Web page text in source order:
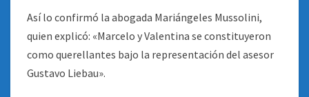
Así lo confirmó la abogada Mariángeles Mussolini,
quien explicó: «Marcelo y Valentina se constituyeron
como querellantes bajo la representación del asesor
Gustavo Liebau».